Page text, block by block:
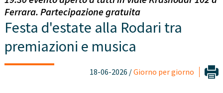
Ferrara. Partecipazione gratuita
Festa d'estate alla Rodari tra
premiazioni e musica
18-06-2026 /Giorno per giorno